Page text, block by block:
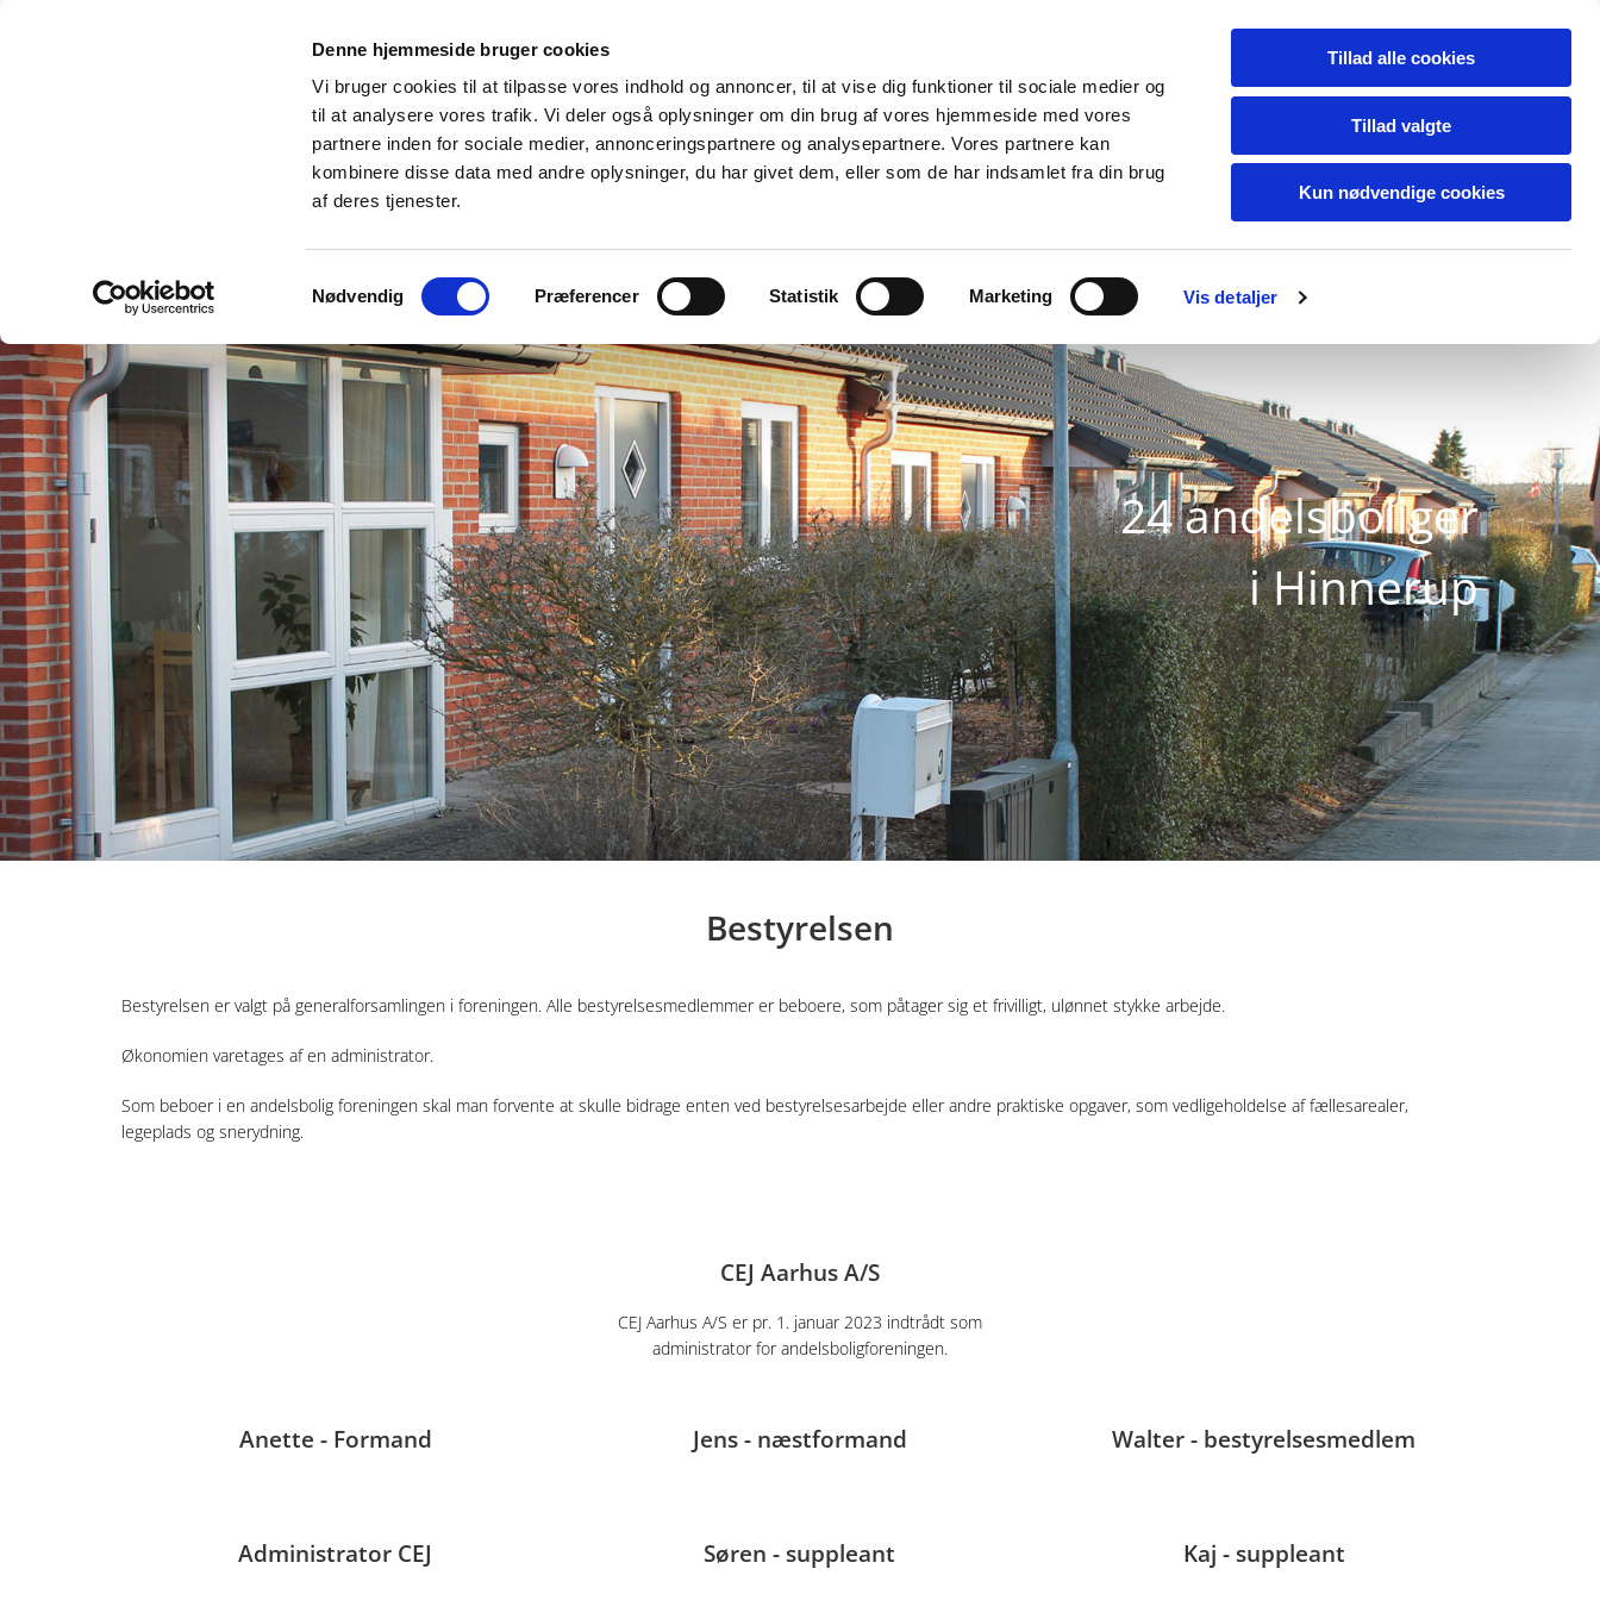
Denne hjemmeside bruger cookies
Vi bruger cookies til at tilpasse vores indhold og annoncer, til at vise dig funktioner til sociale medier og
til at analysere vores trafik. Vi deler også oplysninger om din brug af vores hjemmeside med vores
partnere inden for sociale medier, annonceringspartnere og analysepartnere. Vores partnere kan
kombinere disse data med andre oplysninger, du har givet dem, eller som de har indsamlet fra din brug
af deres tjenester.
Nødvendig Præferencer Statistik Marketing Vis detaljer
Tillad alle cookies
Tillad valgte
Kun nødvendige cookies
Andelsboligforeningen Højgårdshaven
Priser Om foreningen Kontakt
24 andelsboliger
i Hinnerup
Bestyrelsen
Bestyrelsen er valgt på generalforsamlingen i foreningen. Alle bestyrelsesmedlemmer er beboere, som påtager sig et frivilligt, ulønnet stykke arbejde.
Økonomien varetages af en administrator.
Som beboer i en andelsbolig foreningen skal man forvente at skulle bidrage enten ved bestyrelsesarbejde eller andre praktiske opgaver, som vedligeholdelse af fællesarealer,
legeplads og snerydning.
CEJ Aarhus A/S
CEJ Aarhus A/S er pr. 1. januar 2023 indtrådt som
administrator for andelsboligforeningen.
Anette - Formand Jens - næstformand Walter - bestyrelsesmedlem
Administrator CEJ Søren - suppleant Kaj - suppleant